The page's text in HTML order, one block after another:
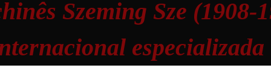
Szeming Sze (1908-
especializada